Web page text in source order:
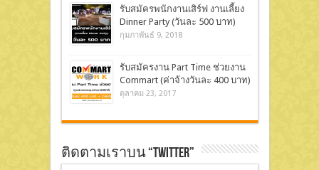
รับสมัครพนักงานเสิร์ฟ งานเลี้ยง
Dinner Party (วันละ 500 บาท)
กุมภาพันธ์ 9, 2018
รับสมัครงาน Part Time ช่วยงาน
Commart (ค่าจ้างวันละ 400 บาท)
ตุลาคม 23, 2017
ติดตามเราบน “Twitter”